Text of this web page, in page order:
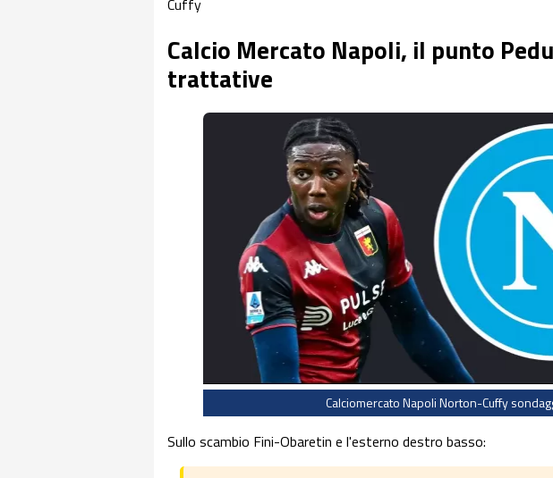
Cuffy
Calcio Mercato Napoli, il punto
trattative
Calciomercato Napoli Norton-Cuffy
Sullo scambio Fini-Obaretin e l'esterno destro basso: